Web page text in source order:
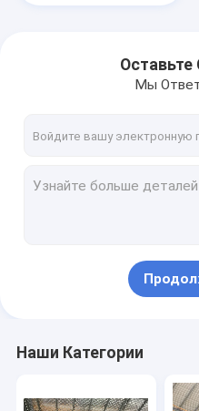
Продукция
Мы
Наши Категории